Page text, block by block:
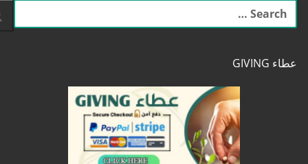
البحث
عن:
عطاء GIVING